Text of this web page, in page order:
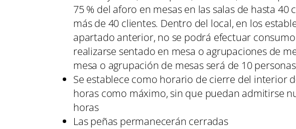
75 % del aforo en mesas en las salas de hasta 40
más de 40 clientes. Dentro del local, en los
apartado anterior, no se podrá efectuar
realizarse sentado en mesa o agrupaciones de
mesa o agrupación de mesas será de 10 personas
Se establece como horario de cierre del interior
horas como máximo, sin que puedan admitirse
horas
Las peñas permanecerán cerradas